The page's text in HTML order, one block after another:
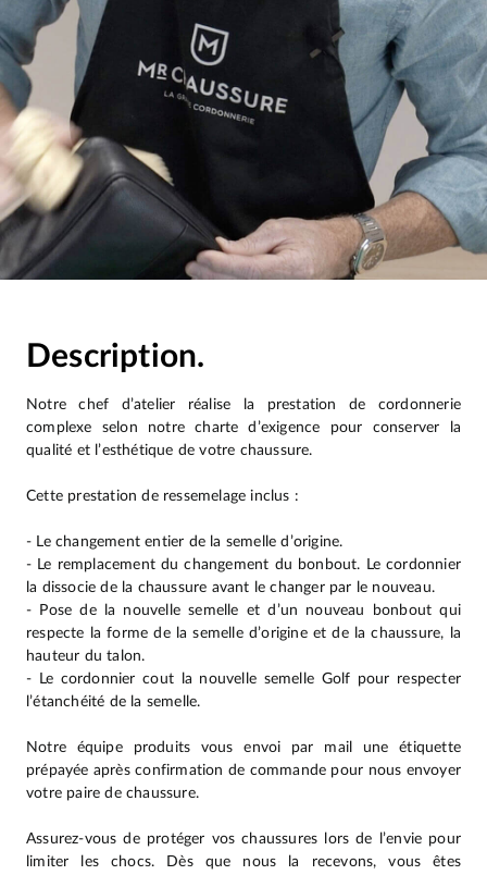
Description.
Notre chef d’atelier réalise la prestation de cordonnerie
complexe selon notre charte d’exigence pour conserver la
qualité et l’esthétique de votre chaussure.
Cette prestation de ressemelage inclus :
- Le changement entier de la semelle d’origine.
- Le remplacement du changement du bonbout. Le cordonnier
la dissocie de la chaussure avant le changer par le nouveau.
- Pose de la nouvelle semelle et d’un nouveau bonbout qui
respecte la forme de la semelle d’origine et de la chaussure, la
hauteur du talon.
- Le cordonnier cout la nouvelle semelle Golf pour respecter
l’étanchéité de la semelle.
Notre équipe produits vous envoi par mail une étiquette
prépayée après confirmation de commande pour nous envoyer
votre paire de chaussure.
Assurez-vous de protéger vos chaussures lors de l’envie pour
limiter les chocs. Dès que nous la recevons, vous êtes